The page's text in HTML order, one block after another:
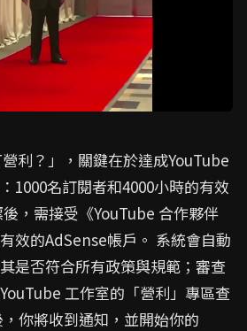
利？」，關鍵在於達成YouTube
1000名訂閱者和4000小時的有效
，需接受《YouTube 合作夥伴
效的AdSense帳戶。 系統會自動
是否符合所有政策與規範；審查
工作室的「營利」專區查
你將收到通知，並開始你的